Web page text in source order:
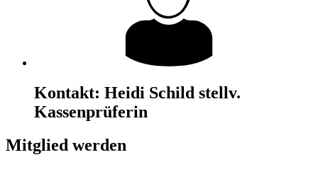
Kontakt: Heidi Schild stellv.
Kassenprüferin
Mitglied werden